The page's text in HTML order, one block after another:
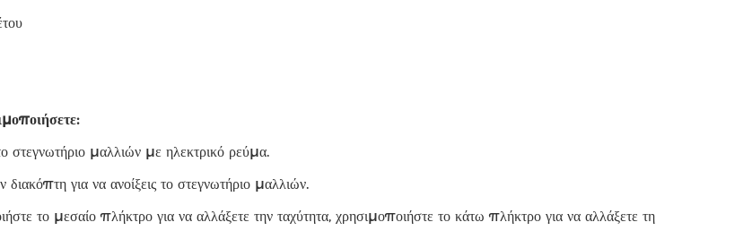
στεγνωτήριο μαλλιών με ηλεκτρικό ρεύμα.
για να ανοίξεις το στεγνωτήριο μαλλιών.
το μεσαίο πλήκτρο για να αλλάξετε την ταχύτητα, χρησιμοποιήστε το κάτω πλήκτρο για να αλλάξετε τη